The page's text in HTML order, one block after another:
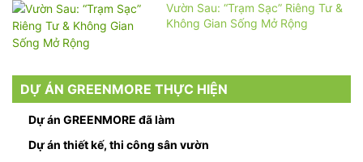
Vườn Sau: “Trạm Sạc” Riêng Tư &
Không Gian Sống Mở Rộng
DỰ ÁN GREENMORE THỰC HIỆN
Dự án GREENMORE đã làm
Dự án thiết kế, thi công sân vườn